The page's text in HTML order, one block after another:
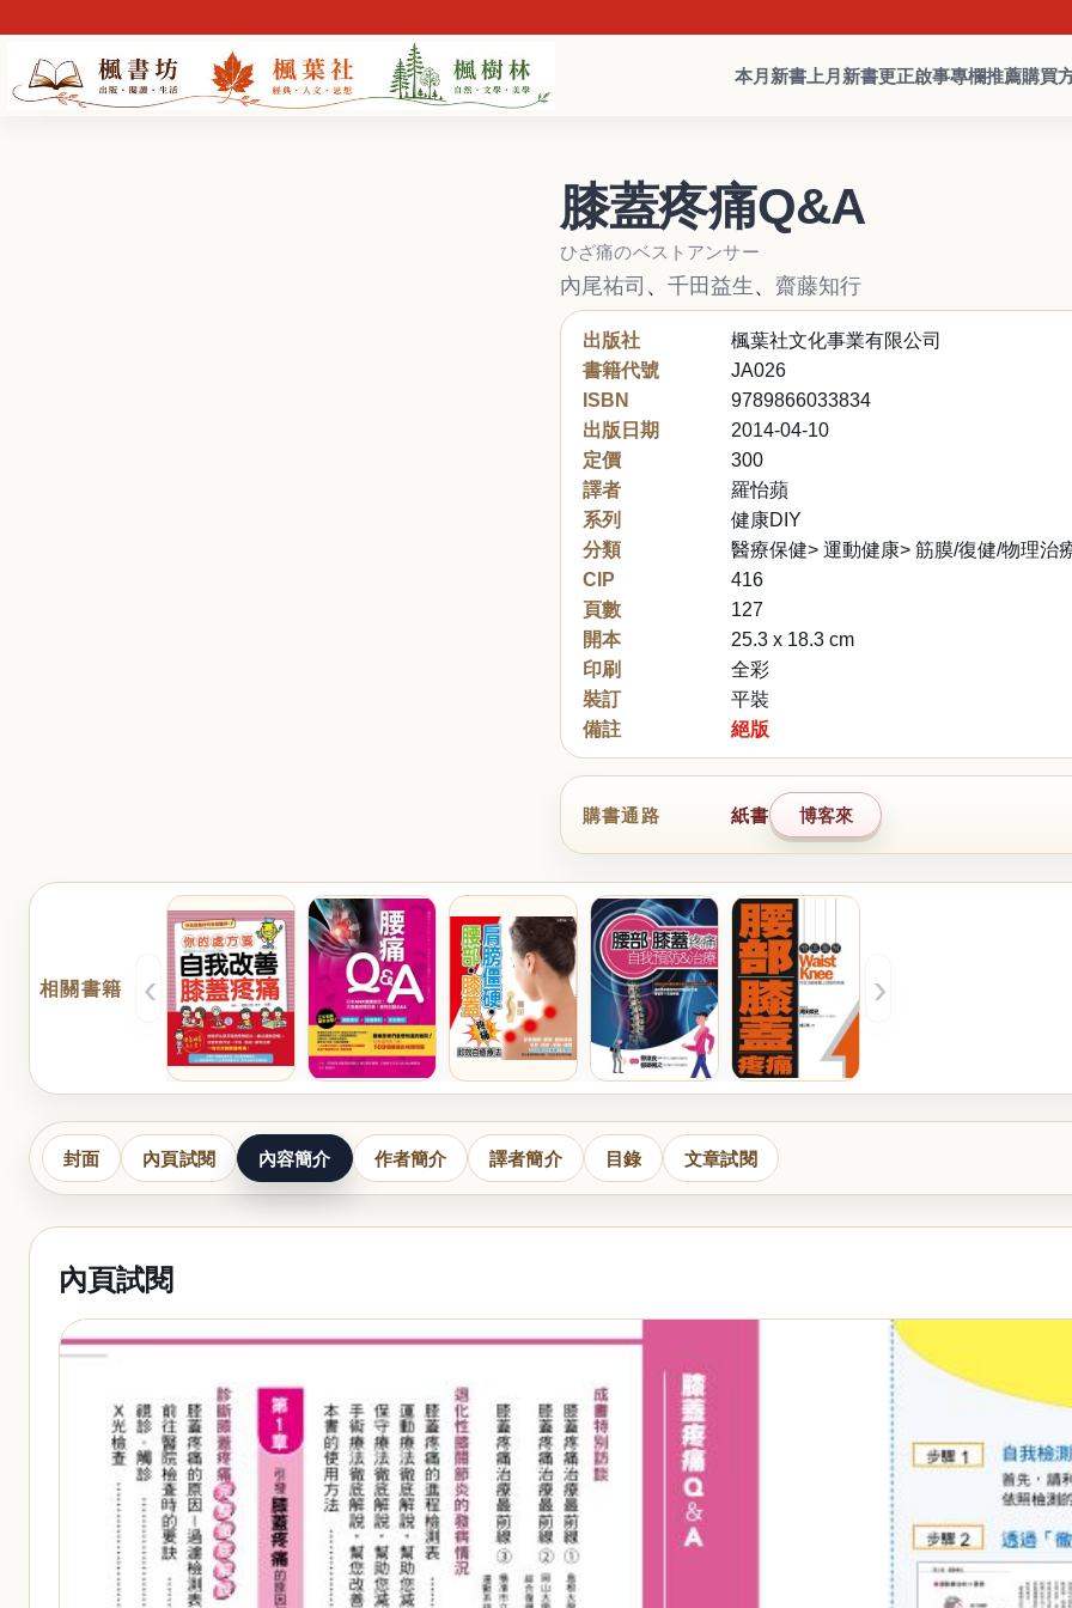
本月新書 上月新書更正啟事專欄推薦購買
膝蓋疼痛Q&A
ひざ痛のベストアンサー
內尾祐司 、 千田益生 、 齋藤知行
出版社
楓葉社文化事業有限公司
書籍代號
JA026
ISBN
9789866033834
出版日期
2014-04-10
定價
300
譯者
羅怡蘋
系列
健康DIY
分類
醫療保健> 運動健康> 筋膜/復健/物理治
CIP
416
頁數
127
開本
25.3 x 18.3 cm
印刷
全彩
裝訂
平裝
備註
絕版
購書通路 紙書 博客來
相關書籍 ‹ ›
封面 內頁試閱 內容簡介 作者簡介 譯者簡介 目錄 文章試閱
內頁試閱